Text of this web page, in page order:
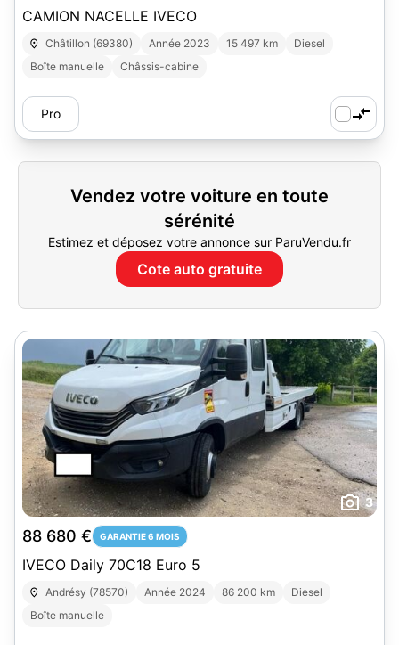
CAMION NACELLE IVECO
Châtillon (69380) Année 2023 15 497 km
Diesel
Boîte manuelle
Châssis-cabine
Pro
Vendez votre voiture en toute
sérénité
Estimez et déposez votre annonce sur ParuVendu.fr
Cote auto gratuite
3
88 680 € GARANTIE 6 MOIS
IVECO Daily 70C18 Euro 5
Andrésy (78570) Année 2024 86 200 km
Diesel
Boîte manuelle